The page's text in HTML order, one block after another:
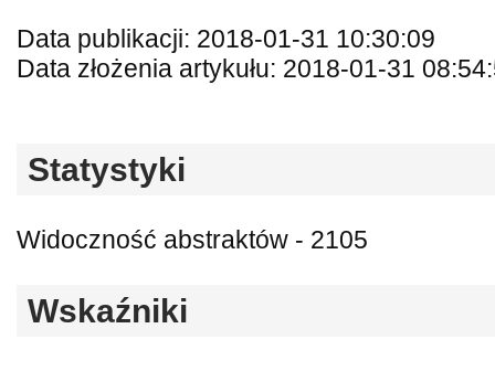
Data publikacji: 2018-01-31 10:30:09
Data złożenia artykułu: 2018-01-31
Statystyki
Widoczność abstraktów - 2105
Wskaźniki